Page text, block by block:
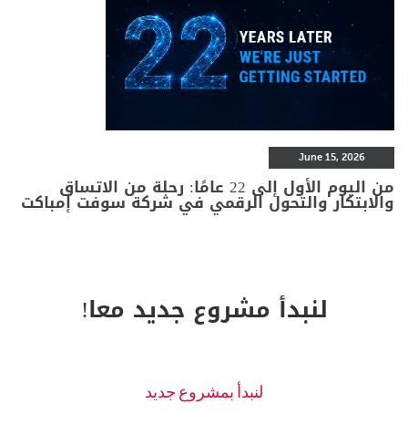
June 15, 2026
من اليوم الأول إلى 22 عامًا: رحلة من الاتساق
والابتكار والتحول الرقمي في شركة سوفت إمباكت
لنبدأ مشروع جديد معا!